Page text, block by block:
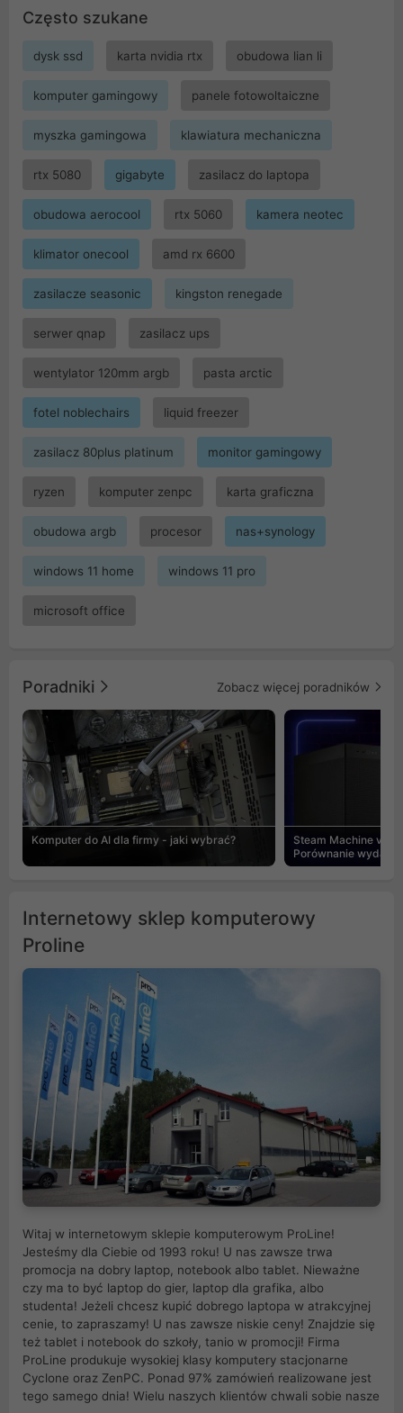
Często szukane
dysk ssd karta nvidia rtx obudowa lian li
komputer gamingowy panele fotowoltaiczne
myszka gamingowa klawiatura mechaniczna
rtx 5080 gigabyte zasilacz do laptopa
obudowa aerocool rtx 5060 kamera neotec
klimator onecool amd rx 6600
zasilacze seasonic kingston renegade
serwer qnap zasilacz ups
wentylator 120mm argb pasta arctic
fotel noblechairs liquid freezer
zasilacz 80plus platinum monitor gamingowy
ryzen komputer zenpc karta graficzna
obudowa argb procesor nas+synology
windows 11 home windows 11 pro
microsoft office
Poradniki Zobacz więcej poradników
Komputer do AI dla firmy - jaki wybrać?
Steam Machine vs
Porównanie
Internetowy sklep komputerowy
Proline
Witaj w internetowym sklepie komputerowym ProLine!
Jesteśmy dla Ciebie od 1993 roku! U nas zawsze trwa
promocja na dobry laptop, notebook albo tablet. Nieważne
czy ma to być laptop do gier, laptop dla grafika, albo
studenta! Jeżeli chcesz kupić dobrego laptopa w atrakcyjnej
cenie, to zapraszamy! U nas zawsze niskie ceny! Znajdzie się
też tablet i notebook do szkoły, tanio w promocji! Firma
ProLine produkuje wysokiej klasy komputery stacjonarne
Cyclone oraz ZenPC. Ponad 97% zamówień realizowane jest
tego samego dnia! Wielu naszych klientów chwali sobie nasze